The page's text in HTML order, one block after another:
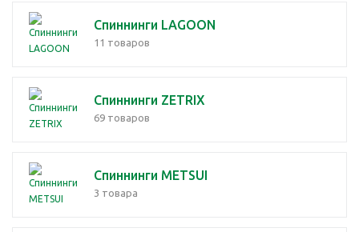
Спиннинги LAGOON
11 товаров
Спиннинги ZETRIX
69 товаров
Спиннинги METSUI
3 товара